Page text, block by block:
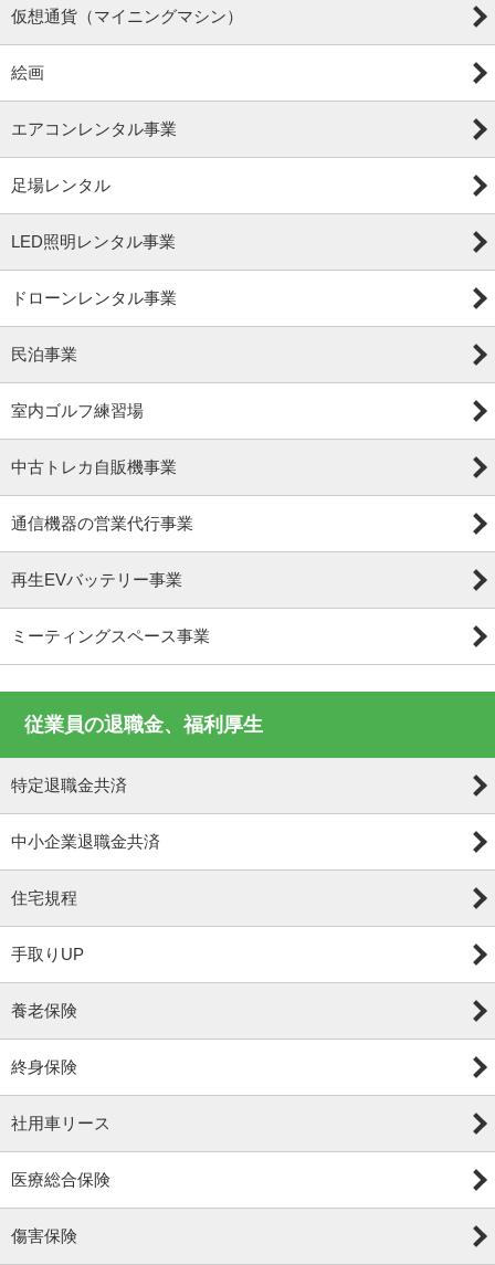
仮想通貨（マイニングマシン）
絵画
エアコンレンタル事業
足場レンタル
LED照明レンタル事業
ドローンレンタル事業
民泊事業
室内ゴルフ練習場
中古トレカ自販機事業
通信機器の営業代行事業
再生EVバッテリー事業
ミーティングスペース事業
従業員の退職金、福利厚生
特定退職金共済
中小企業退職金共済
住宅規程
手取りUP
養老保険
終身保険
社用車リース
医療総合保険
傷害保険